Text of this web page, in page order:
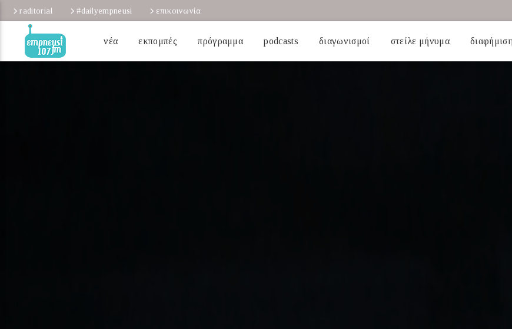
raditorial #dailyempneusi επικοινωνία
νέα εκπομπές πρόγραμμα podcasts διαγωνισμοί στείλε μήνυμα διαφήμιση